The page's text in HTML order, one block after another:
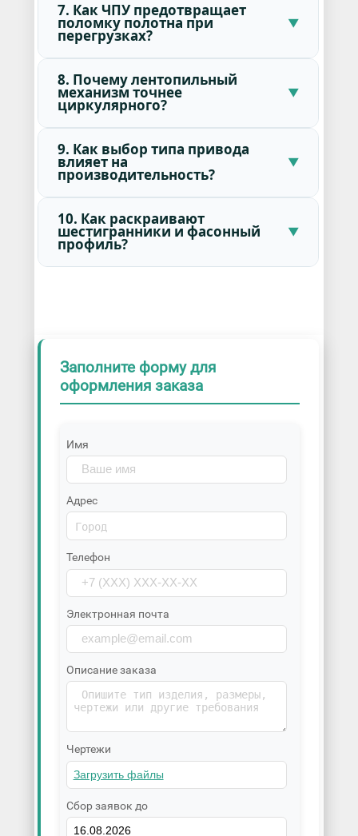
7. Как ЧПУ предотвращает
поломку полотна при
перегрузках?
8. Почему лентопильный
механизм точнее
циркулярного?
9. Как выбор типа привода
влияет на
производительность?
10. Как раскраивают
шестигранники и фасонный
профиль?
Заполните форму для
оформления заказа
Имя
Адрес
Телефон
Электронная почта
Описание заказа
Чертежи
Сбор заявок до